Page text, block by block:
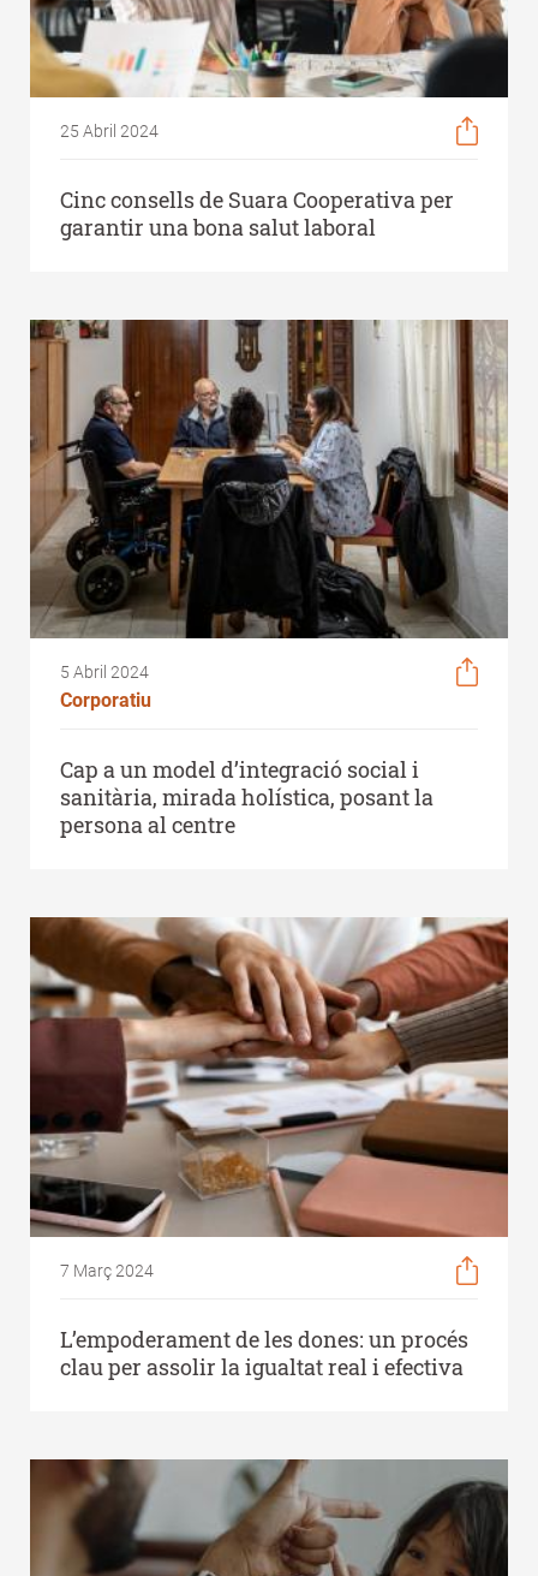
25 Abril 2024
Cinc consells de Suara Cooperativa per
garantir una bona salut laboral
5 Abril 2024
Corporatiu
Cap a un model d’integració social i
sanitària, mirada holística, posant la
persona al centre
7 Març 2024
L’empoderament de les dones: un procés
clau per assolir la igualtat real i efectiva